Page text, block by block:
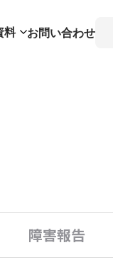
料 お問い合わせ
障害報告